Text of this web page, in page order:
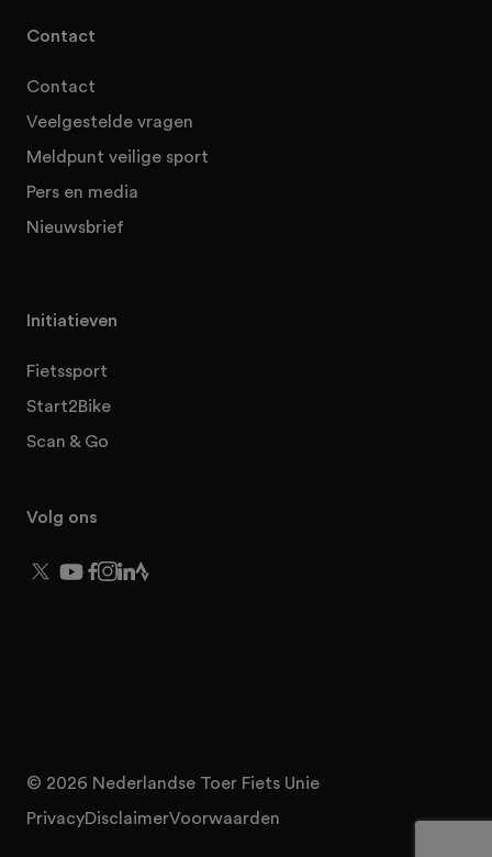
Contact
Contact
Veelgestelde vragen
Meldpunt veilige sport
Pers en media
Nieuwsbrief
Initiatieven
Fietssport
Start2Bike
Scan & Go
Volg ons
© 2026 Nederlandse Toer Fiets Unie
PrivacyDisclaimerVoorwaarden